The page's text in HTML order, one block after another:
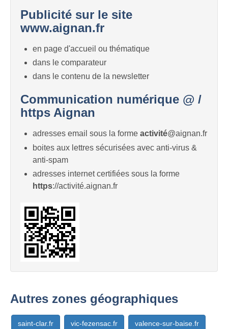
Publicité sur le site
www.aignan.fr
en page d'accueil ou thématique
dans le comparateur
dans le contenu de la newsletter
Communication numérique @ /
https Aignan
adresses email sous la forme activité@aignan.fr
boites aux lettres sécurisées avec anti-virus &
anti-spam
adresses internet certifiées sous la forme
https://activité.aignan.fr
Autres zones géographiques
saint-clar.fr vic-fezensac.fr valence-sur-baise.fr